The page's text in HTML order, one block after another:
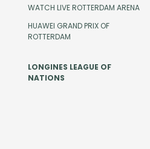
WATCH LIVE ROTTERDAM ARENA
HUAWEI GRAND PRIX OF
ROTTERDAM
LONGINES LEAGUE OF
NATIONS